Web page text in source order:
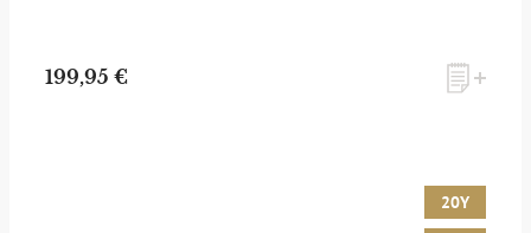
199,95 €
20Y